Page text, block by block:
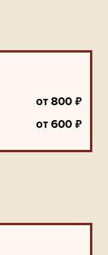
от 800 ₽
от 600 ₽